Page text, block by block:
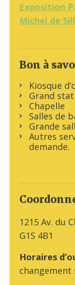
Exposition
Michel de
Bon à
Kiosque
Grand
Chapelle
Salles de
Grande
Autres
demande.
1215 Av. du
G1S 4B1
Horaires
changement